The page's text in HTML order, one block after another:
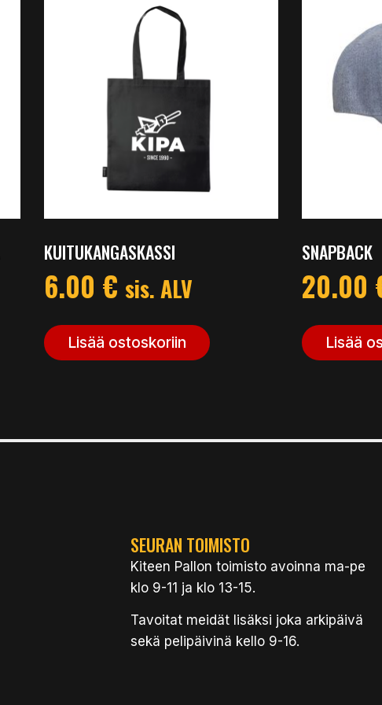
KUITUKANGASKASSI
6.00 € sis. ALV
Lisää ostoskoriin
SNAPBACK
20.00
Lisää
SEURAN TOIMISTO
Kiteen Pallon toimisto avoinna ma-pe
klo 9-11 ja klo 13-15.
Tavoitat meidät lisäksi joka arkipäivä
sekä pelipäivinä kello 9-16.